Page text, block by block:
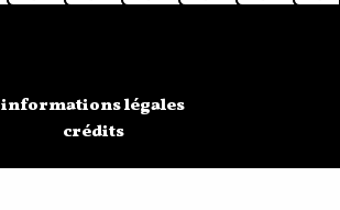
informations légales
crédits